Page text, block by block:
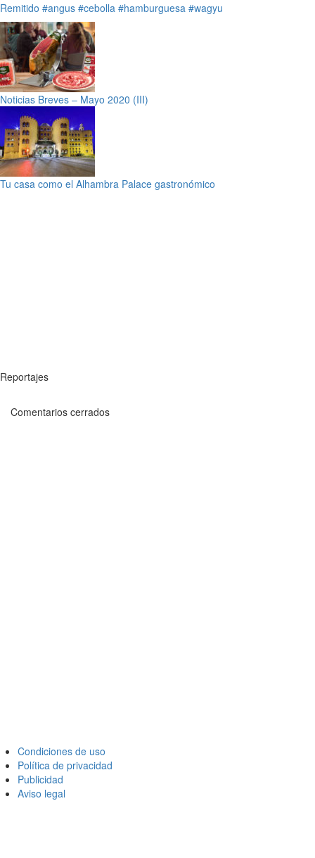
Remitido #angus #cebolla #hamburguesa #wagyu
Noticias Breves – Mayo 2020 (III)
Tu casa como el Alhambra Palace gastronómico
Reportajes
Comentarios cerrados
Condiciones de uso
Política de privacidad
Publicidad
Aviso legal